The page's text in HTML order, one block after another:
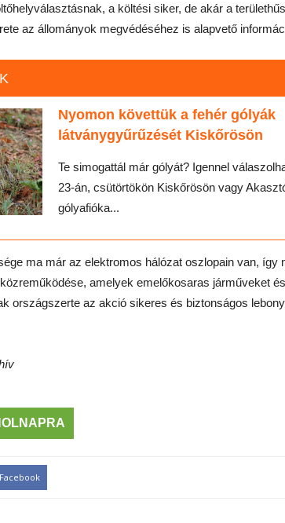
a költési siker, de akár a
az állományok megvédéséhez is alapvető
Nyomon követtük a fehér gólyák
látványgyűrűzését Kiskőrösön
Te simogattál már gólyát? Igennel
23-án, csütörtökön Kiskőrösön vagy
gólyafióka...
ma már az elektromos hálózat oszlopain van, így
amelyek emelőkosaras járműveket
országszerte az akció sikeres és biztonságos
Facebook